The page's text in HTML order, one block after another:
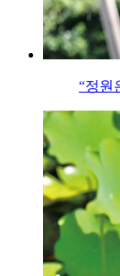
“정원